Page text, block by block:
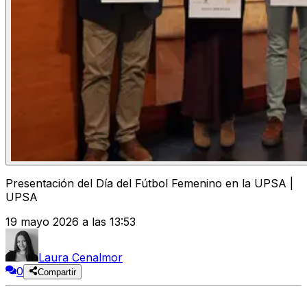
Presentación del Día del Fútbol Femenino en la UPSA |
UPSA
19 mayo 2026 a las 13:53
Laura Cenalmor
0
Compartir